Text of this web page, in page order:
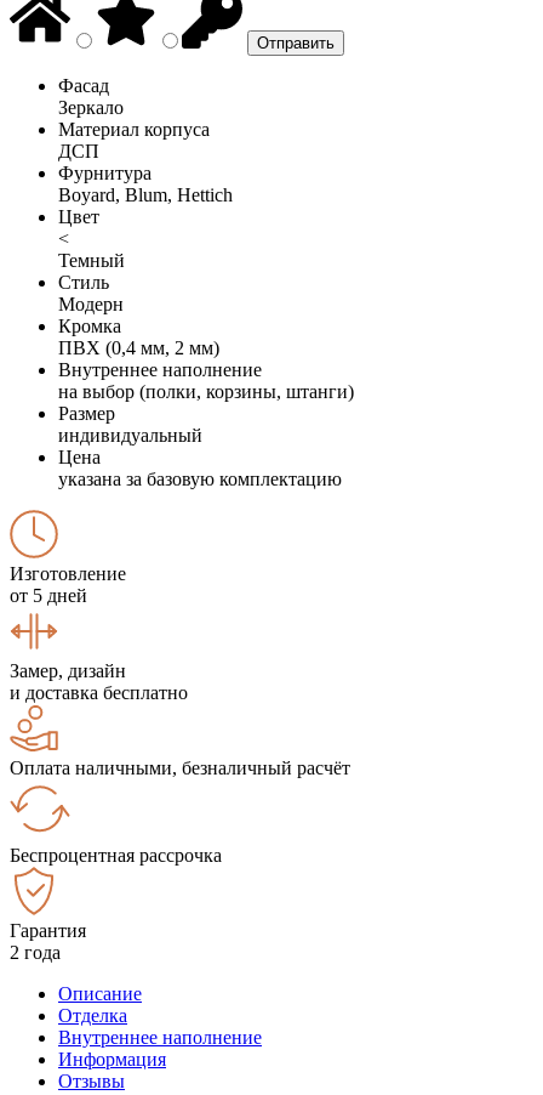
Фасад
Зеркало
Материал корпуса
ДСП
Фурнитура
Boyard, Blum, Hettich
Цвет
<
Темный
Стиль
Модерн
Кромка
ПВХ (0,4 мм, 2 мм)
Внутреннее наполнение
на выбор (полки, корзины, штанги)
Размер
индивидуальный
Цена
указана за базовую комплектацию
Изготовление
от 5 дней
Замер, дизайн
и доставка бесплатно
Оплата наличными, безналичный расчёт
Беспроцентная рассрочка
Гарантия
2 года
Описание
Отделка
Внутреннее наполнение
Информация
Отзывы